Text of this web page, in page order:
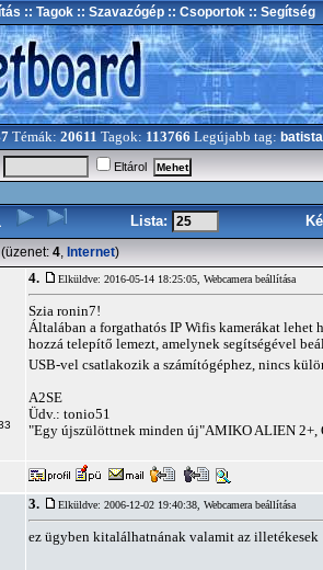
:: Tagok :: Szavazógép :: Csoportok :: Segítség
Témák: 20611 Tagok: 113766 Legújabb tag: batista
Eltárol
Lista:
(üzenet: 4, Internet)
4. Elküldve: 2016-05-14 18:25:05, Webcamera beállítása
Szia ronin7!
Általában a forgathatós IP Wifis kamerákat
hozzá telepítő lemezt, amelynek segítségével
USB-vel csatlakozik a számítógéphez, nincs
A2SE
Üdv.: tonio51
"Egy újszülöttnek minden új"AMIKO ALIEN 2+,
3. Elküldve: 2006-12-02 19:40:38, Webcamera beállítása
ez ügyben kitalálhatnának valamit az illetékesek